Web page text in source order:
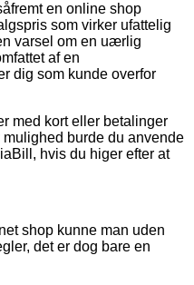
en online shop
som virker ufattelig
varsel om en uærlig
af en
dig som kunde overfor
med kort eller betalinger
burde du anvende
hvis du higer efter at
shop kunne man uden
det er dog bare en